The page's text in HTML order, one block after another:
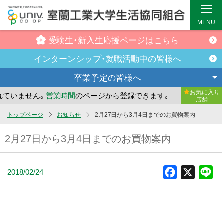
ン
コ
受験生・新入生応援ページはこちら
インターンシップ・就職活動中の皆様へ
卒業予定の皆様へ
ません。営業時間のページから登録できます。 まだお気
お気に入り
店舗
MENU
トップページ お知らせ 2月27日から3月4日までのお買物案内
2月27日から3月4日までのお買物案内
2018/02/24 Facebook